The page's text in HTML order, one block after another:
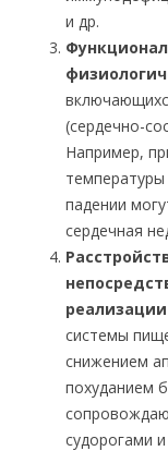
и др.
(сердечно-
Например,
падении
сердечная
системы
снижением
похуданием
судорогами